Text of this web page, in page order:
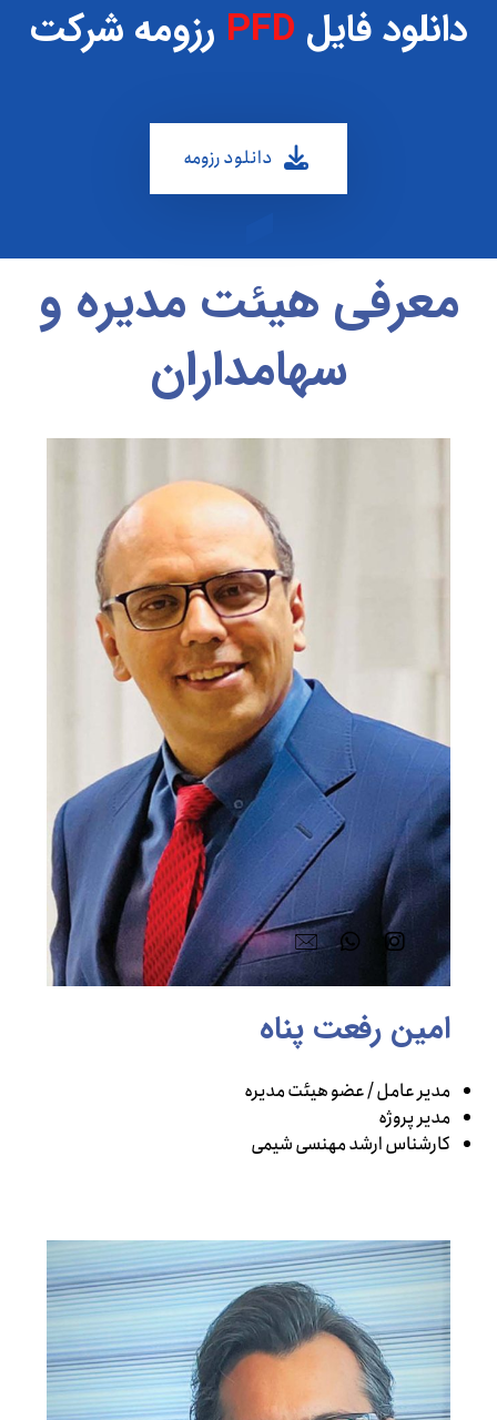
دانلود فایل PFD رزومه شرکت
دانلود رزومه
معرفی هیئت مدیره و
سهامداران
امین رفعت پناه
مدیر عامل / عضو هیئت مدیره
مدیر پروژه
کارشناس ارشد مهنسی شیمی